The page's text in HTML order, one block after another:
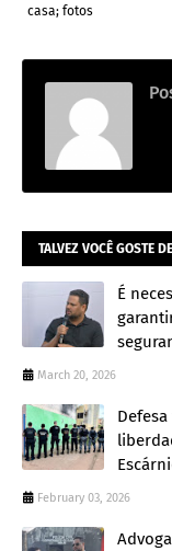
casa; fotos
TALVEZ VOCÊ GOSTE
É
March 20, 2026
February 03, 2026